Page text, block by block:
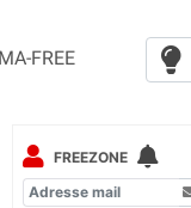
FREE
FREEZONE